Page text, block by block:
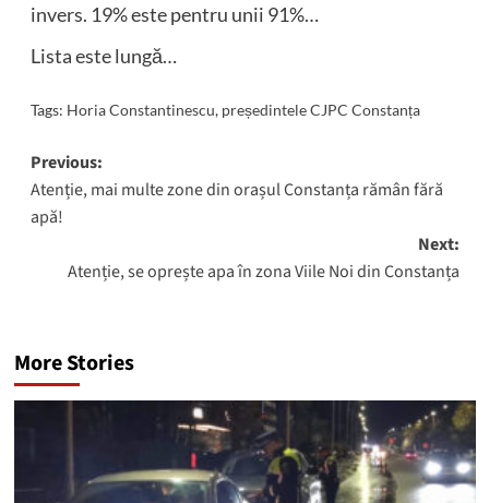
invers. 19% este pentru unii 91%…
Lista este lungă…
Tags: Horia Constantinescu, președintele CJPC Constanța
Post
navigation
Previous:
Atenție, mai multe zone din orașul Constanța rămân fără
apă!
Next:
Atenție, se oprește apa în zona Viile Noi din Constanța
More Stories